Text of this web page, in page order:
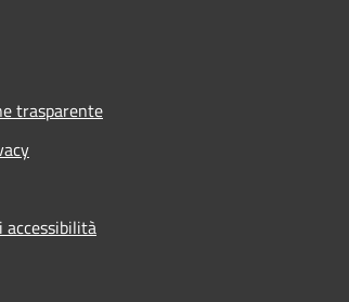
trasparente
accessibilità